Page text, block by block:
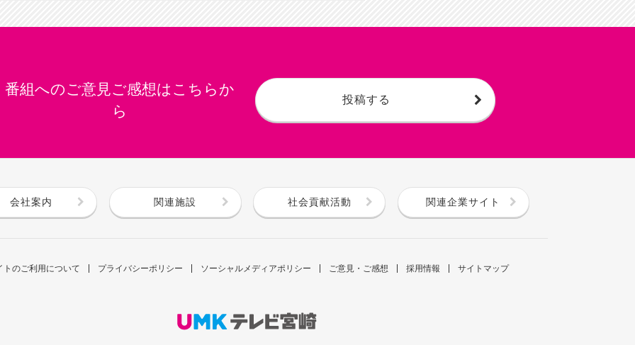
番組へのご意見ご感想はこちらか
ら
投稿する
会社案内 関連施設 社会貢献活動 関連企業サイト
トのご利用について プライバシーポリシー ソーシャルメディアポリシー ご意見・ご感想 採用情報 サイトマップ